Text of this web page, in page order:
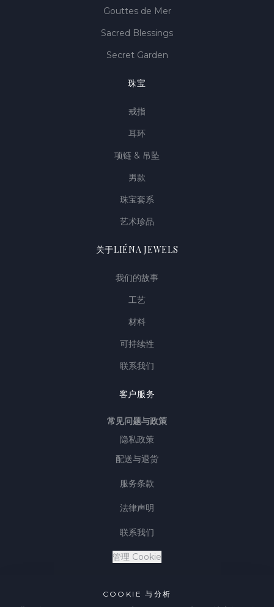
COOKIE 与分析
Gouttes de Mer
Sacred Blessings
Secret Garden
珠宝
戒指
耳环
项链 & 吊坠
男款
珠宝套系
艺术珍品
关于LIÉNA JEWELS
我们的故事
工艺
材料
可持续性
联系我们
客户服务
常见问题与政策
隐私政策
配送与退货
服务条款
法律声明
联系我们
管理 Cookie